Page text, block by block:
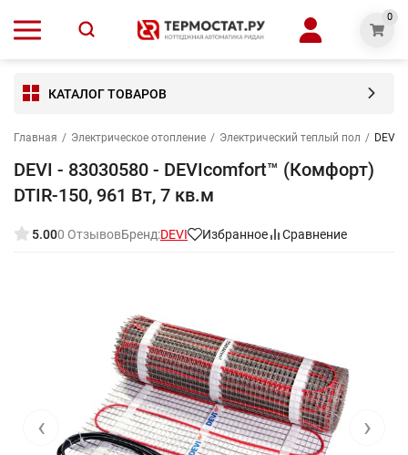
0
КАТАЛОГ ТОВАРОВ
Главная / Электрическое отопление / Электрический теплый пол / DEVI
DEVI - 83030580 - DEVIcomfort™ (Комфорт)
DTIR-150, 961 Вт, 7 кв.м
5.000 ОтзывовБренд:DEVI Избранное Сравнение
‹ ›